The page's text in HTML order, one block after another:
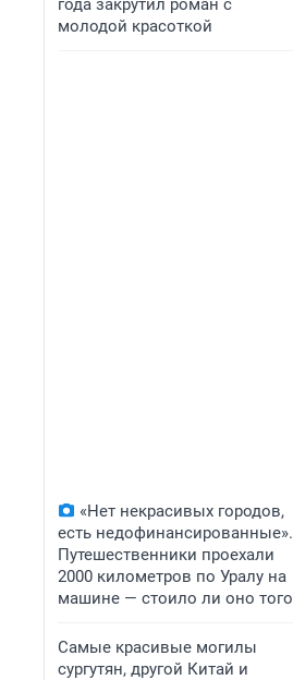
года закрутил роман с
молодой красоткой
«Нет некрасивых городов,
есть недофинансированные».
Путешественники проехали
2000 километров по Уралу на
машине — стоило ли оно того
Самые красивые могилы
сургутян, другой Китай и